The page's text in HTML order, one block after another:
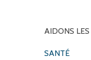
AIDONS LES
SANTÉ